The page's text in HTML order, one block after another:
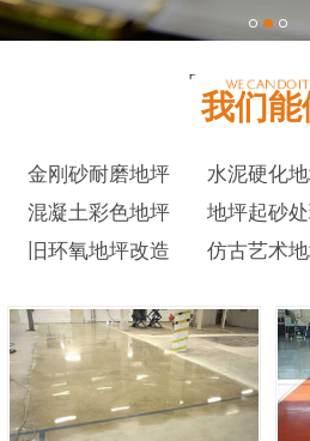
我们能
金刚砂耐磨地坪 水泥硬化
混凝土彩色地坪
地坪起砂
旧环氧地坪改造
仿古艺术